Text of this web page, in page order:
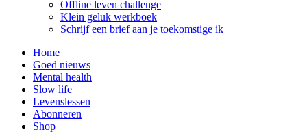
Offline leven challenge
Klein geluk werkboek
Schrijf een brief aan je toekomstige ik
Home
Goed nieuws
Mental health
Slow life
Levenslessen
Abonneren
Shop